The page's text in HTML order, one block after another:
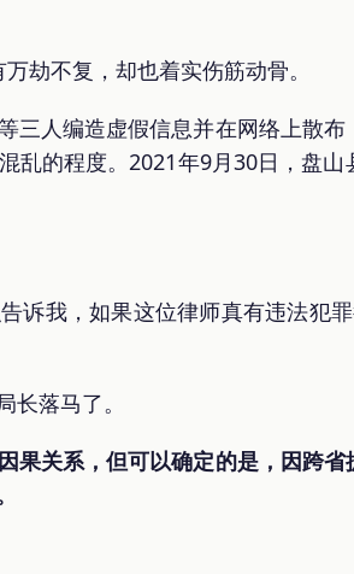
劫不复，却也着实伤筋动骨。
三人编造虚假信息并在网络上散
乱的程度。2021年9月30日，盘
诉我，如果这位律师真有违法犯
落马了。
果关系，但可以确定的是，因跨